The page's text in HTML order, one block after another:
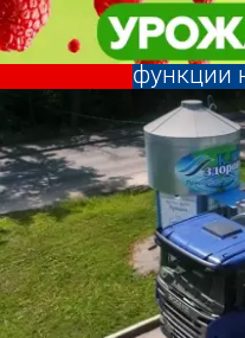
могут
функции
Общество
могут
функции
Общество
теме
в